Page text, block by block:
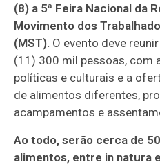
(8) a 5ª Feira Nacional da
Movimento dos
(MST). O evento deve
(11) 300 mil pessoas, com
políticas e culturais e a
de alimentos diferentes,
acampamentos e
Ao todo, serão cerca de
alimentos, entre in natura